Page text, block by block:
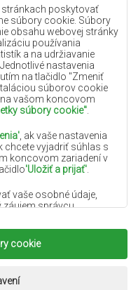
poskytovať
súbory cookie. Súbory
obsahu webovej stránky
používania
a na udržiavanie
nastavenia
na tlačidlo "Zmeniť
súborov cookie
vašom koncovom
súbory cookie"
, ak vaše nastavenia
chcete vyjadriť súhlas s
koncovom zariadení v
'Uložiť a prijať'
vaše osobné údaje,
záujem správcu
služieb na našej
správcu osobných
spracovaní osobných
cookieVšetky práva